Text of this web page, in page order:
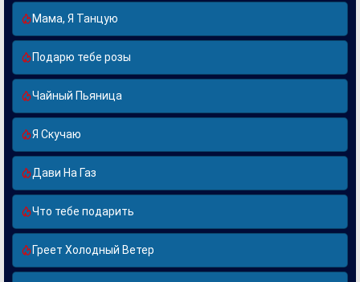
Мама, Я Танцую
Подарю тебе розы
Чайный Пьяница
Я Скучаю
Дави На Газ
Что тебе подарить
Греет Холодный Ветер